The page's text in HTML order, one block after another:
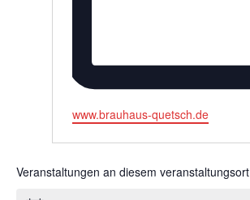
Webseite
www.brauhaus-quetsch.de
Veranstaltungen an diesem veranstaltungsort